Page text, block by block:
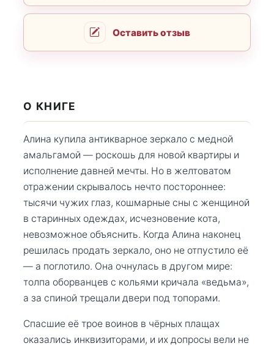
Оставить отзыв
О КНИГЕ
Алина купила антикварное зеркало с медной
амальгамой — роскошь для новой квартиры и
исполнение давней мечты. Но в желтоватом
отражении скрывалось нечто постороннее:
тысячи чужих глаз, кошмарные сны с женщиной
в старинных одеждах, исчезновение кота,
невозможное объяснить. Когда Алина наконец
решилась продать зеркало, оно не отпустило её
— а поглотило. Она очнулась в другом мире:
толпа оборванцев с кольями кричала «ведьма»,
а за спиной трещали двери под топорами.
Спасшие её трое воинов в чёрных плащах
оказались инквизиторами, и их допросы вели не